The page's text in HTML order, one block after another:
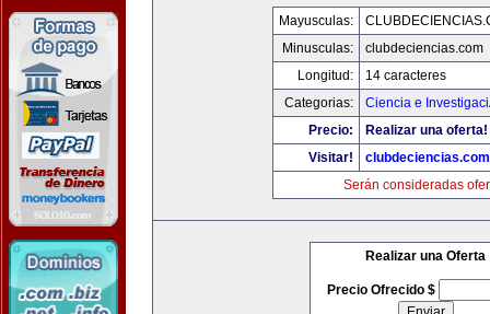
Mayusculas:
Minusculas:
clubdeciencias.com
Longitud:
14 caracteres
Categorias:
Ciencia e
Precio:
Realizar una oferta!
Visitar!
clubdeciencias.com
Serán consideradas
Realizar una Oferta
Precio Ofrecido $